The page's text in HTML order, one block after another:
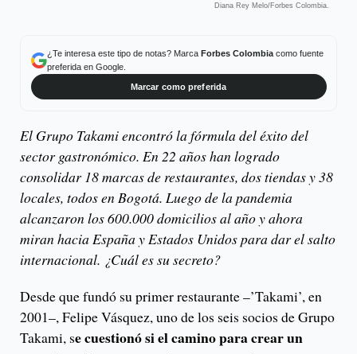
Diana Rey Melo/Forbes Colombia.
¿Te interesa este tipo de notas? Marca Forbes Colombiacomo fuente
preferida en Google.
Marcar como preferida
El Grupo Takami encontró la fórmula del éxito del
sector gastronómico. En 22 años han logrado
consolidar 18 marcas de restaurantes, dos tiendas y 38
locales, todos en Bogotá. Luego de la pandemia
alcanzaron los 600.000 domicilios al año y ahora
miran hacia España y Estados Unidos para dar el salto
internacional. ¿Cuál es su secreto?
Desde que fundó su primer restaurante –’Takami’, en
2001–, Felipe Vásquez, uno de los seis socios de Grupo
Takami, se cuestionó si el camino para crear un